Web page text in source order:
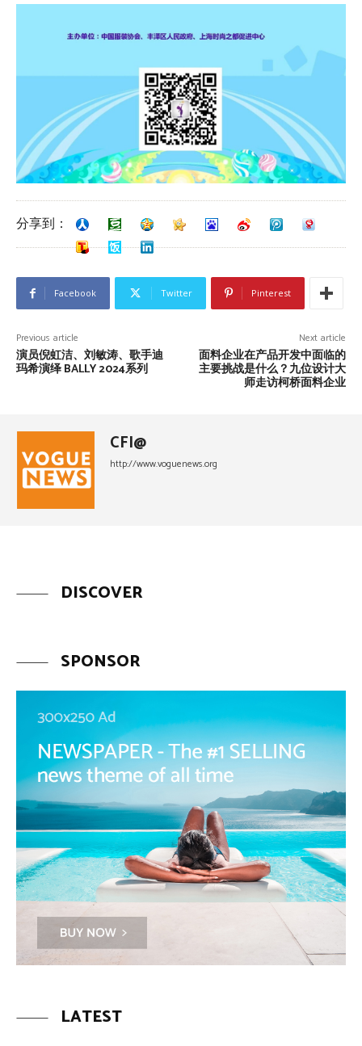
分享到：
Facebook Twitter Pinterest
Previous article
演员倪虹洁、刘敏涛、歌手迪
玛希演绎 BALLY 2024系列
Next article
面料企业在产品开发中面临的
主要挑战是什么？九位设计大
师走访柯桥面料企业
CFI@
http://www.voguenews.org
DISCOVER
SPONSOR
LATEST